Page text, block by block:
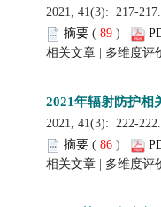
2021, 41(3): 217-217.
(
)
2021, 41(3): 222-222.
(
)